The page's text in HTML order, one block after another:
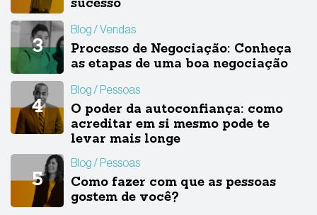
sucesso
Blog Vendas
Processo de Negociação: Conheça
as etapas de uma boa negociação
Blog Pessoas
O poder da autoconfiança: como
acreditar em si mesmo pode te
levar mais longe
Blog Pessoas
Como fazer com que as pessoas
gostem de você?